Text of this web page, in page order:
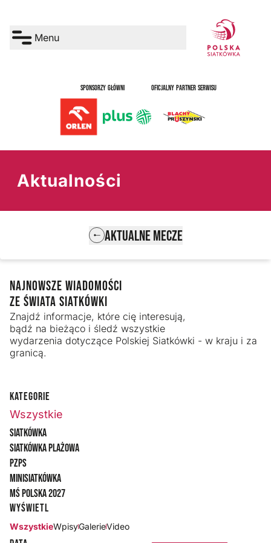
Menu
SPONSORZY GŁÓWNI OFICJALNY PARTNER SERWISU
Aktualności
AKTUALNE MECZE
NAJNOWSZE WIADOMOŚCI
ZE ŚWIATA SIATKÓWKI
Znajdź informacje, które cię interesują,
bądź na bieżąco i śledź wszystkie
wydarzenia dotyczące Polskiej Siatkówki - w kraju i za
granicą.
KATEGORIE
Wszystkie
Siatkówka
Siatkówka plażowa
PZPS
Minisiatkówka
MŚ Polska 2027
Wyświetl
WszystkieWpisyGalerieVideo